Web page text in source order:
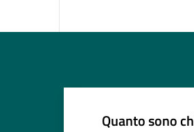
Quanto sono